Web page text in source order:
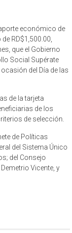
económico de
RD$1,500.00,
que el Gobierno
Social Supérate
del Día de las
de la tarjeta
de los
de selección.
de Políticas
del Sistema Único
del Consejo
Vicente, y